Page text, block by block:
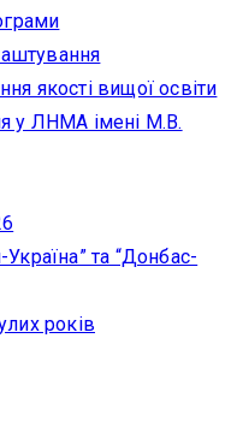
якості вищої освіти
у ЛНМА імені М.В.
та “Донбас-
років